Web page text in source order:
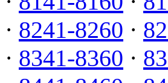
· 8241-8260 ·
· 8341-8360 ·